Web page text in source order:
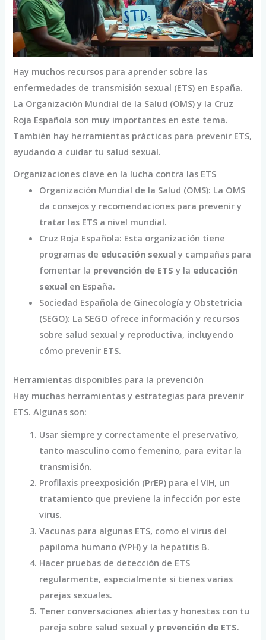
Hay muchos recursos para aprender sobre las
enfermedades de transmisión sexual (ETS) en España.
La Organización Mundial de la Salud (OMS) y la Cruz
Roja Española son muy importantes en este tema.
También hay herramientas prácticas para prevenir ETS,
ayudando a cuidar tu salud sexual.
Organizaciones clave en la lucha contra las ETS
Organización Mundial de la Salud (OMS): La OMS
da consejos y recomendaciones para prevenir y
tratar las ETS a nivel mundial.
Cruz Roja Española: Esta organización tiene
programas de educación sexual y campañas para
fomentar la prevención de ETS y la educación
sexual en España.
Sociedad Española de Ginecología y Obstetricia
(SEGO): La SEGO ofrece información y recursos
sobre salud sexual y reproductiva, incluyendo
cómo prevenir ETS.
Herramientas disponibles para la prevención
Hay muchas herramientas y estrategias para prevenir
ETS. Algunas son:
Usar siempre y correctamente el preservativo,
tanto masculino como femenino, para evitar la
transmisión.
Profilaxis preexposición (PrEP) para el VIH, un
tratamiento que previene la infección por este
virus.
Vacunas para algunas ETS, como el virus del
papiloma humano (VPH) y la hepatitis B.
Hacer pruebas de detección de ETS
regularmente, especialmente si tienes varias
parejas sexuales.
Tener conversaciones abiertas y honestas con tu
pareja sobre salud sexual y prevención de ETS.